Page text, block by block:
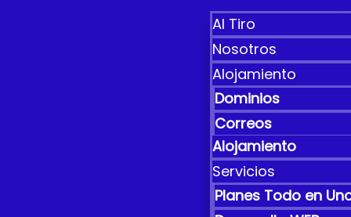
Al Tiro
Nosotros
Alojamiento
Dominios
Correos
Alojamiento
Servicios
Planes Todo en